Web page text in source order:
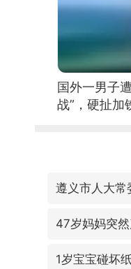
国外一男子
战”，硬扯加
遵义市人大常
47岁妈妈突
1岁宝宝碰坏